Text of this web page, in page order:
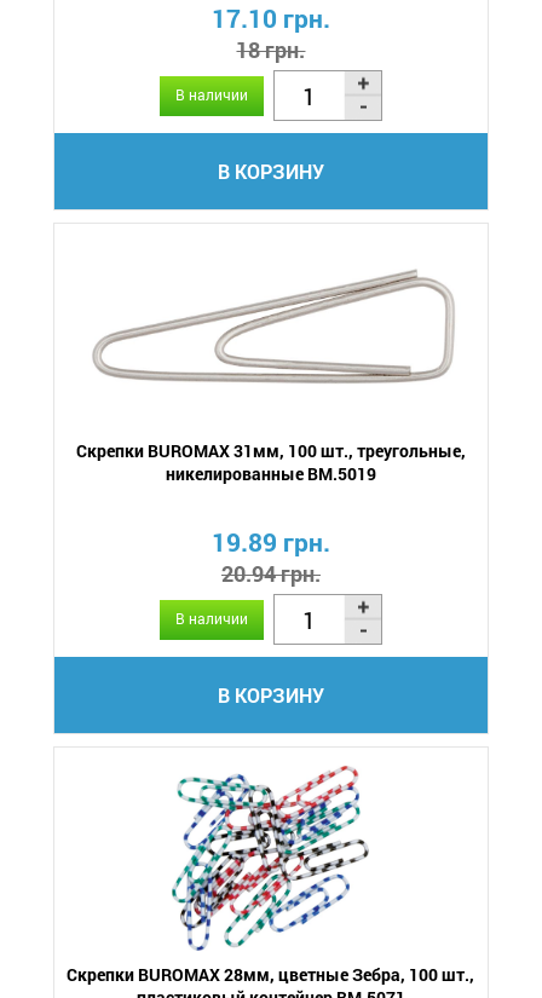
17.10 грн.
18 грн.
В наличии
В КОРЗИНУ
Скрепки BUROMAX 31мм, 100 шт., треугольные,
никелированные BM.5019
19.89 грн.
20.94 грн.
В наличии
В КОРЗИНУ
Скрепки BUROMAX 28мм, цветные Зебра, 100 шт.,